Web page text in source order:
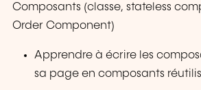
Composants (classe, stateless
Order Component)
Apprendre à écrire les
sa page en composants